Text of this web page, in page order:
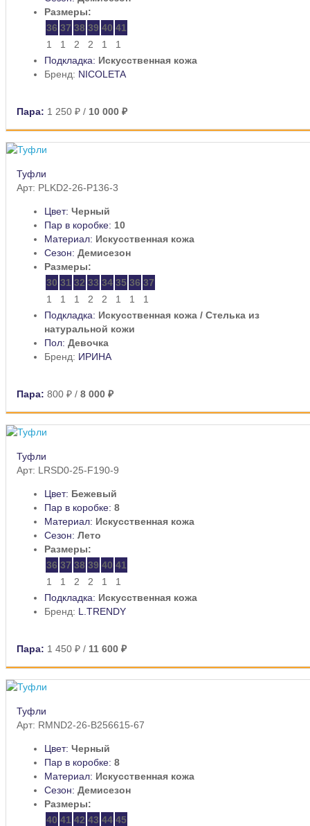
Размеры:
36 37 38 39 40 41
1
1 2 2 1
1
Подкладка: Искусственная кожа
Бренд: NICOLETA
Пара: 1 250 ₽ / 10 000 ₽
Туфли
Арт: PLKD2-26-P136-3
Цвет: Черный
Пар в коробке: 10
Материал: Искусственная кожа
Сезон: Демисезон
Размеры:
30 31 32 33 34 35 36 37
1
1 1 2 2 1 1
1
Подкладка: Искусственная кожа / Стелька из
натуральной кожи
Пол: Девочка
Бренд: ИРИНА
Пара: 800 ₽ / 8 000 ₽
Туфли
Арт: LRSD0-25-F190-9
Цвет: Бежевый
Пар в коробке: 8
Материал: Искусственная кожа
Сезон: Лето
Размеры:
36 37 38 39 40 41
1
1 2 2 1
1
Подкладка: Искусственная кожа
Бренд: L.TRENDY
Пара: 1 450 ₽ / 11 600 ₽
Туфли
Арт: RMND2-26-B256615-67
Цвет: Черный
Пар в коробке: 8
Материал: Искусственная кожа
Сезон: Демисезон
Размеры:
40 41 42 43 44 45